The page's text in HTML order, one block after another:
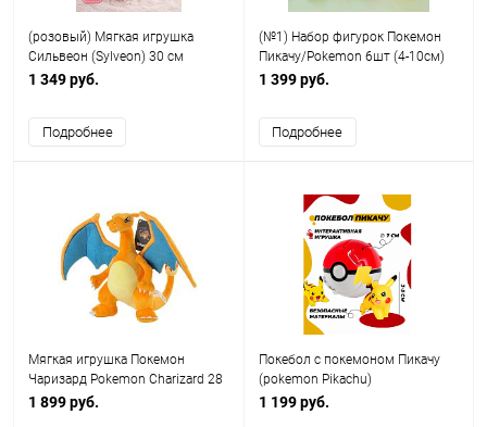
(розовый) Мягкая игрушка
Сильвеон (Sylveon) 30 см
покемон
1 349 руб.
Подробнее
(№1) Набор фигурок Покемон
Пикачу/Pokemon 6шт (4-10см)
IQchina
1 399 руб.
Подробнее
Мягкая игрушка Покемон
Чаризард Pokemon Charizard 28
см
1 899 руб.
Покебол с покемоном Пикачу
(pokemon Pikachu)
1 199 руб.